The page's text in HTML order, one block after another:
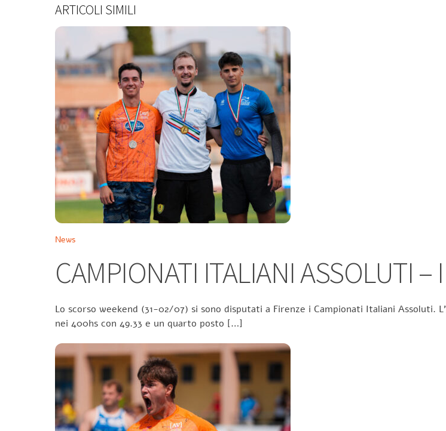
ARTICOLI SIMILI
News
CAMPIONATI ITALIANI ASSOLUTI –
Lo scorso weekend (31-02/07) si sono disputati a Firenze i Campionati Italiani Assoluti.
nei 400hs con 49.33 e un quarto posto […]